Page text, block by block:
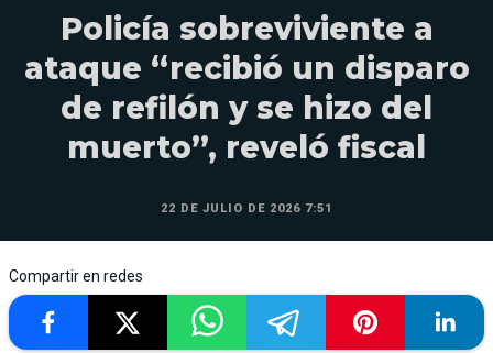
Policía sobreviviente a
ataque “recibió un disparo
de refilón y se hizo del
muerto”, reveló fiscal
22 DE JULIO DE 2026 7:51
Compartir en redes